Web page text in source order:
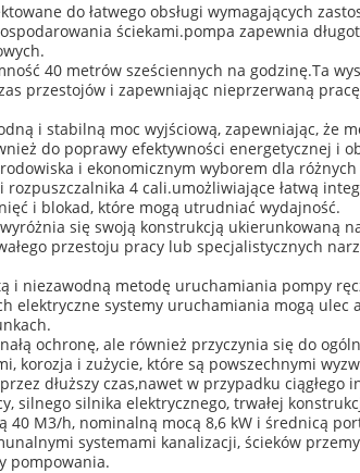
do łatwego obsługi wymagających
ściekami.pompa zapewnia
40 metrów sześciennych na godzinę.Ta
przestojów i zapewniając nieprzerwaną
i stabilną moc wyjściową, zapewniając, że
do poprawy efektywności energetycznej i
i ekonomicznym wyborem dla różnych
4 cali.umożliwiające łatwą
i blokad, które mogą utrudniać wydajność.
się swoją konstrukcją ukierunkowaną
przestoju pracy lub specjalistycznych
i niezawodną metodę uruchamiania pompy
elektryczne systemy uruchamiania mogą
ochronę, ale również przyczynia się do
i zużycie, które są powszechnymi
dłuższy czas,nawet w przypadku ciągłego
silnego silnika elektrycznego, trwałej
M3/h, nominalną mocą 8,6 kW i średnicą
systemami kanalizacji, ścieków
pompowania.